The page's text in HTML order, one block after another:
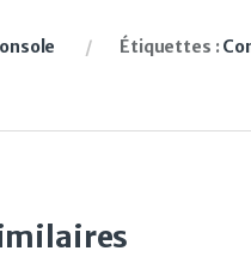
Étiquettes :